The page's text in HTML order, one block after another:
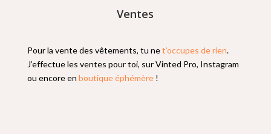
Ventes
Pour la vente des vêtements, tu net’occupes de rien.
J’effectue les ventes pour toi, sur Vinted Pro, Instagram
ou encore en boutique éphémère!